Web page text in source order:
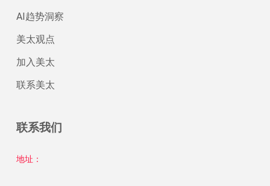
AI趋势洞察
美太观点
加入美太
联系美太
联系我们
地址：